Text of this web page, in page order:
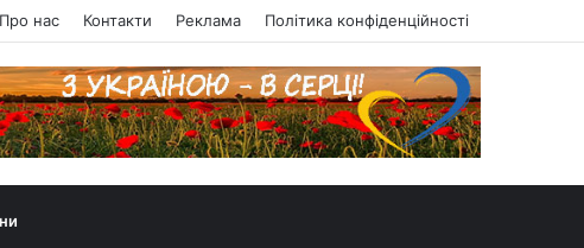
Про нас Контакти Реклама Політика конфіденційності